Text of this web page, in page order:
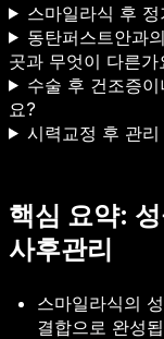
스마일라식 후
동탄퍼스트안과
곳과 무엇이 다른가
수술 후 건조증
요?
시력교정 후 관
핵심 요약:
사후관리
스마일라식의
결합으로 완성